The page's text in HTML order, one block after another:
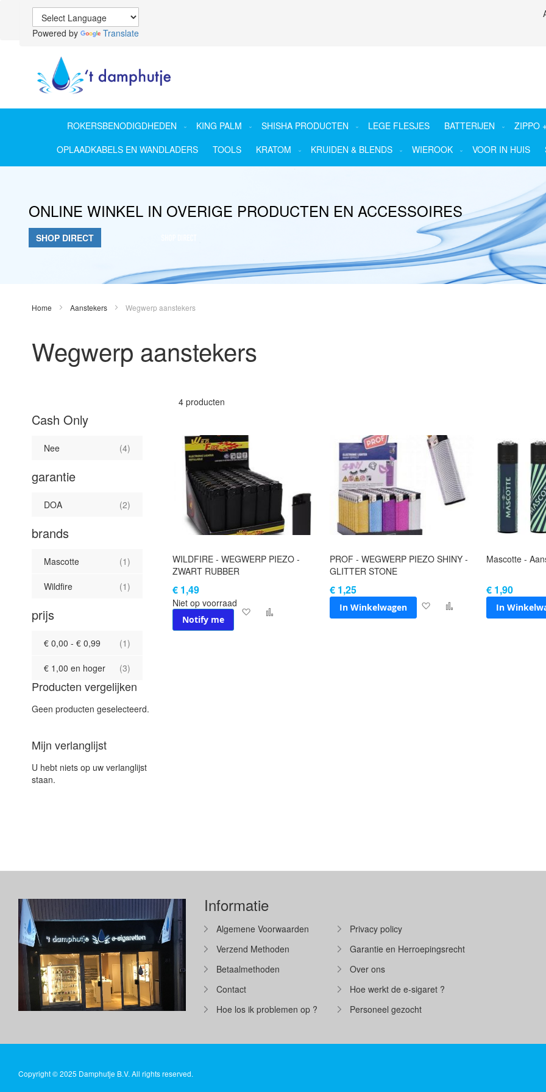
Powered by
Translate
ROKERSBENODIGDHEDEN KING PALM SHISHA PRODUCTEN LEGE FLESJES BATTERIJEN ZIPPO
OPLAADKABELS EN WANDLADERS
TOOLS KRATOM KRUIDEN & BLENDS WIEROOK VOOR IN HUIS
ONLINE WINKEL IN OVERIGE PRODUCTEN EN ACCESSOIRES
SHOP DIRECT
Home Aanstekers Wegwerp aanstekers
Wegwerp aanstekers
4 producten
WILDFIRE - WEGWERP PIEZO -
ZWART RUBBER
€ 1,49
Niet op voorraad
Notify me
Voeg
PROF - WEGWERP PIEZO SHINY -
GLITTER STONE
€ 1,25
In Winkelwagen
Voeg
Toevoegen
Mascotte -
€ 1,90
In
Cash Only
Nee 4product
garantie
DOA 2product
brands
Mascotte 1product
Wildfire 1product
prijs
€ 0,00 - € 0,99 1product
€ 1,00 en hoger 3product
Producten vergelijken
Geen producten geselecteerd.
Mijn verlanglijst
U hebt niets op uw verlanglijst
staan.
Informatie
Algemene Voorwaarden
Privacy policy
Verzend Methoden
Garantie en Herroepingsrecht
Betaalmethoden
Over ons
Contact
Hoe werkt de e-sigaret ?
Hoe los ik problemen op ?
Personeel gezocht
Copyright © 2025 Damphutje B.V. All rights reserved.